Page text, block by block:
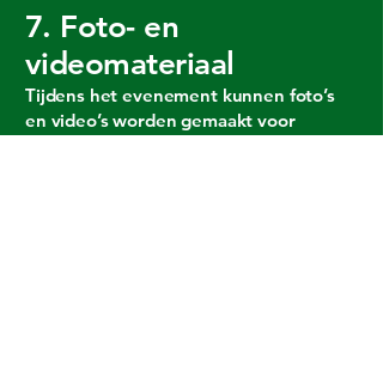
7. Foto- en
videomateriaal
Tijdens het evenement kunnen foto’s
en video’s worden gemaakt voor